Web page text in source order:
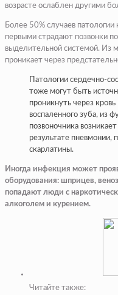
возрасте ослаблен другими
Более 50% случаев патологии
первыми страдают позвонки
выделительной системой. Из
проникает через
Патологии сердечно-
тоже могут быть
проникнуть через кровь
воспаленного зуба, из
позвоночника
результате пневмонии,
скарлатины.
Иногда инфекция может
оборудования: шприцев,
попадают люди с
алкоголем и курением.
Читайте также: